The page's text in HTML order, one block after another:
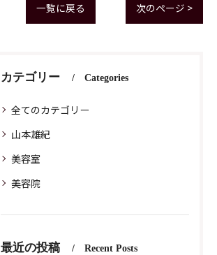
一覧に戻る 次のページ >
カテゴリー Categories
全てのカテゴリー
山本雄紀
美容室
美容院
最近の投稿 Recent Posts